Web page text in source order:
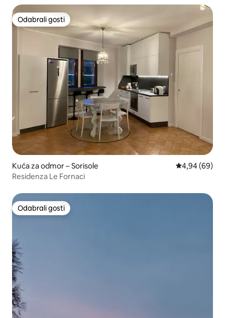
Odabrali gosti
Odabrali gosti
Kuća za odmor – Sorisole Prosječna
4,94 (69)
Residenza Le Fornaci
Odabrali gosti
Odabrali gosti